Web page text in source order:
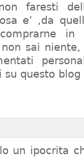
faresti
e’ ,da
in
sai
questo blog
un ipocrita